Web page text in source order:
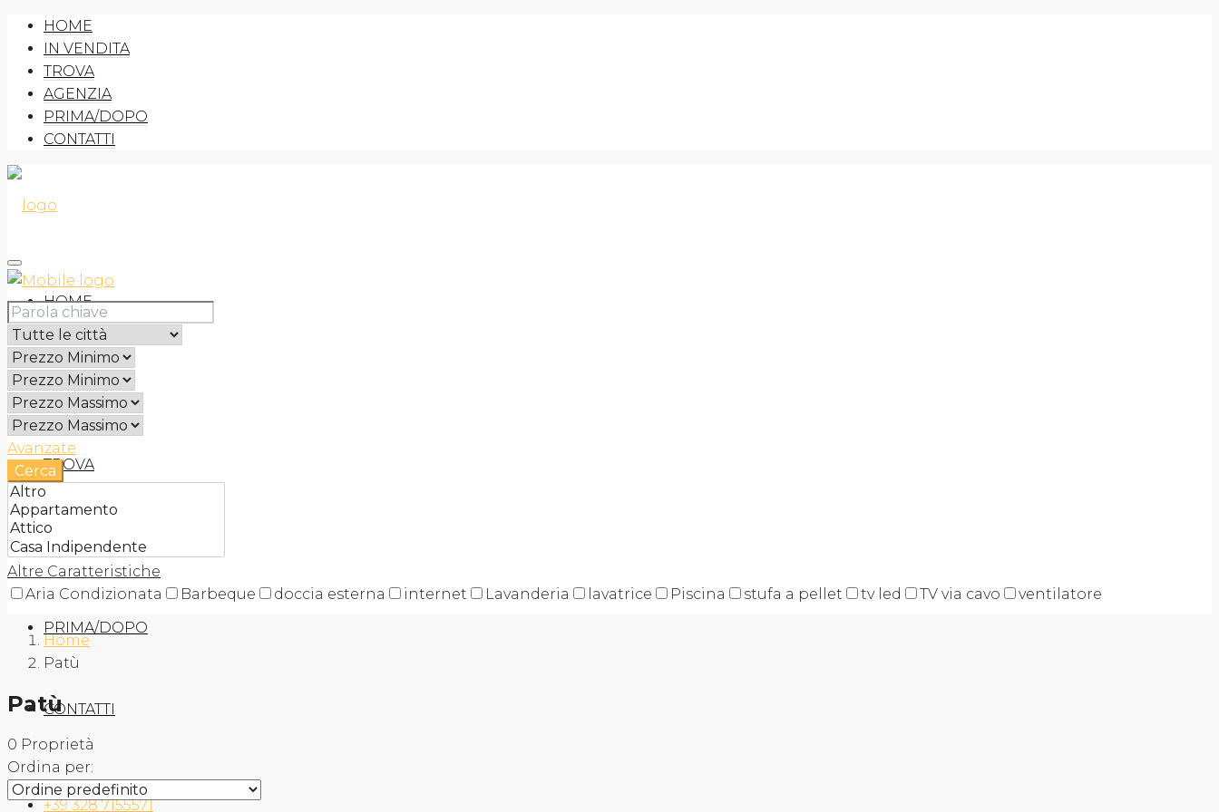
HOME
IN VENDITA
TROVA
AGENZIA
PRIMA/DOPO
CONTATTI
HOME
IN VENDITA
TROVA
AGENZIA
PRIMA/DOPO
CONTATTI
+39 328 7155571
Avanzate
Cerca
Altre Caratteristiche
Aria Condizionata
Barbeque doccia esterna internet Lavanderia lavatrice Piscina stufa a pellet tv led TV via cavo ventilatore
Home
Patù
Patù
0 Proprietà
Ordina per: